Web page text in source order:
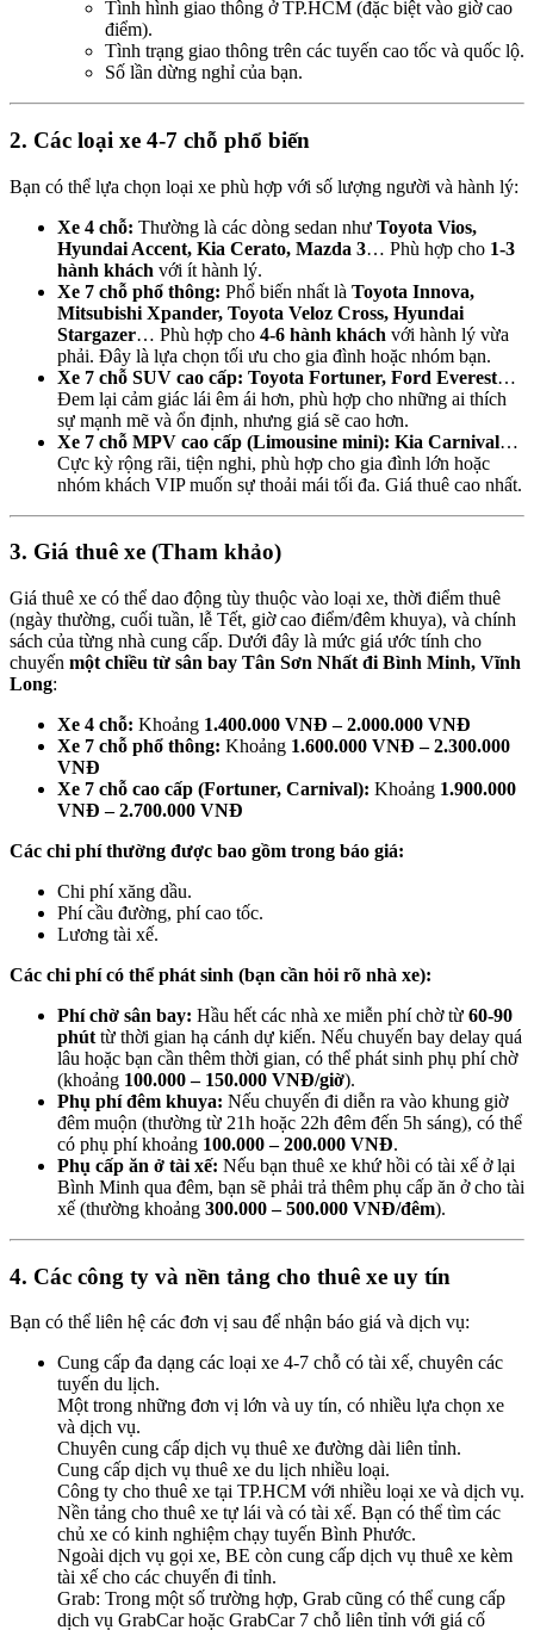
Tình hình giao thông ở TP.HCM (đặc biệt vào giờ cao
điểm).
Tình trạng giao thông trên các tuyến cao tốc và quốc lộ.
Số lần dừng nghỉ của bạn.
2. Các loại xe 4-7 chỗ phổ biến
Bạn có thể lựa chọn loại xe phù hợp với số lượng người và hành lý:
Xe 4 chỗ: Thường là các dòng sedan như Toyota Vios,
Hyundai Accent, Kia Cerato, Mazda 3… Phù hợp cho 1-3
hành khách với ít hành lý.
Xe 7 chỗ phổ thông: Phổ biến nhất là Toyota Innova,
Mitsubishi Xpander, Toyota Veloz Cross, Hyundai
Stargazer… Phù hợp cho 4-6 hành khách với hành lý vừa
phải. Đây là lựa chọn tối ưu cho gia đình hoặc nhóm bạn.
Xe 7 chỗ SUV cao cấp: Toyota Fortuner, Ford Everest…
Đem lại cảm giác lái êm ái hơn, phù hợp cho những ai thích
sự mạnh mẽ và ổn định, nhưng giá sẽ cao hơn.
Xe 7 chỗ MPV cao cấp (Limousine mini): Kia Carnival…
Cực kỳ rộng rãi, tiện nghi, phù hợp cho gia đình lớn hoặc
nhóm khách VIP muốn sự thoải mái tối đa. Giá thuê cao nhất.
3. Giá thuê xe (Tham khảo)
Giá thuê xe có thể dao động tùy thuộc vào loại xe, thời điểm thuê
(ngày thường, cuối tuần, lễ Tết, giờ cao điểm/đêm khuya), và chính
sách của từng nhà cung cấp. Dưới đây là mức giá ước tính cho
chuyến một chiều từ sân bay Tân Sơn Nhất đi Bình Minh, Vĩnh
Long:
Xe 4 chỗ: Khoảng 1.400.000 VNĐ – 2.000.000 VNĐ
Xe 7 chỗ phổ thông: Khoảng 1.600.000 VNĐ – 2.300.000
VNĐ
Xe 7 chỗ cao cấp (Fortuner, Carnival): Khoảng 1.900.000
VNĐ – 2.700.000 VNĐ
Các chi phí thường được bao gồm trong báo giá:
Chi phí xăng dầu.
Phí cầu đường, phí cao tốc.
Lương tài xế.
Các chi phí có thể phát sinh (bạn cần hỏi rõ nhà xe):
Phí chờ sân bay: Hầu hết các nhà xe miễn phí chờ từ 60-90
phút từ thời gian hạ cánh dự kiến. Nếu chuyến bay delay quá
lâu hoặc bạn cần thêm thời gian, có thể phát sinh phụ phí chờ
(khoảng 100.000 – 150.000 VNĐ/giờ).
Phụ phí đêm khuya: Nếu chuyến đi diễn ra vào khung giờ
đêm muộn (thường từ 21h hoặc 22h đêm đến 5h sáng), có thể
có phụ phí khoảng 100.000 – 200.000 VNĐ.
Phụ cấp ăn ở tài xế: Nếu bạn thuê xe khứ hồi có tài xế ở lại
Bình Minh qua đêm, bạn sẽ phải trả thêm phụ cấp ăn ở cho tài
xế (thường khoảng 300.000 – 500.000 VNĐ/đêm).
4. Các công ty và nền tảng cho thuê xe uy tín
Bạn có thể liên hệ các đơn vị sau để nhận báo giá và dịch vụ:
Cung cấp đa dạng các loại xe 4-7 chỗ có tài xế, chuyên các
tuyến du lịch.
Một trong những đơn vị lớn và uy tín, có nhiều lựa chọn xe
và dịch vụ.
Chuyên cung cấp dịch vụ thuê xe đường dài liên tỉnh.
Cung cấp dịch vụ thuê xe du lịch nhiều loại.
Công ty cho thuê xe tại TP.HCM với nhiều loại xe và dịch vụ.
Nền tảng cho thuê xe tự lái và có tài xế. Bạn có thể tìm các
chủ xe có kinh nghiệm chạy tuyến Bình Phước.
Ngoài dịch vụ gọi xe, BE còn cung cấp dịch vụ thuê xe kèm
tài xế cho các chuyến đi tỉnh.
Grab: Trong một số trường hợp, Grab cũng có thể cung cấp
dịch vụ GrabCar hoặc GrabCar 7 chỗ liên tỉnh với giá cố